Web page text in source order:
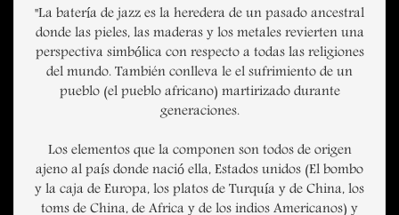
"La batería de jazz es la heredera de un pasado ancestral
donde las pieles, las maderas y los metales revierten una
perspectiva simbólica con respecto a todas las religiones
del mundo. También conlleva le el sufrimiento de un
pueblo (el pueblo africano) martirizado durante
generaciones.
Los elementos que la componen son todos de origen
ajeno al país donde nació ella, Estados unidos (El bombo
y la caja de Europa, los platos de Turquía y de China, los
toms de China, de Africa y de los indios Americanos) y